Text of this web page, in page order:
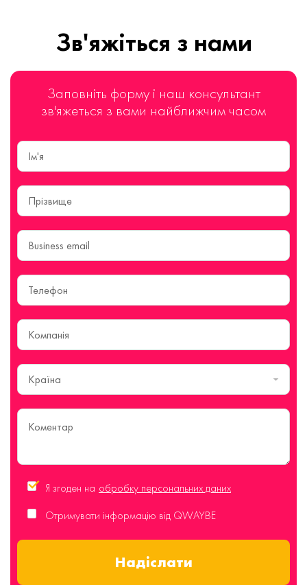
Зв'яжіться з нами
Заповніть форму і наш консультант
зв'яжеться з вами найближчим часом
Країна
Я згоден на обробку персональних даних
Отримувати інформацію від QWAYBE
Надіслати